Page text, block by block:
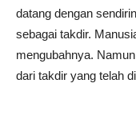
datang dengan
sebagai takdir.
mengubahnya.
dari takdir yang telah